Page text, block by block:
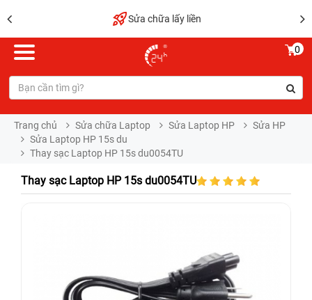
Sửa chữa lấy liền
0
Trang chủ Sửa chữa Laptop Sửa Laptop HP
Sửa HP
Sửa Laptop HP 15s du
Thay sạc Laptop HP 15s du0054TU
Thay sạc Laptop HP 15s du0054TU